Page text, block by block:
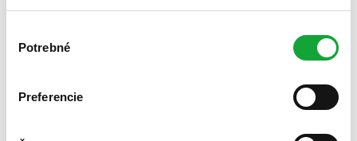
súhlasu
Potrebné
Preferencie